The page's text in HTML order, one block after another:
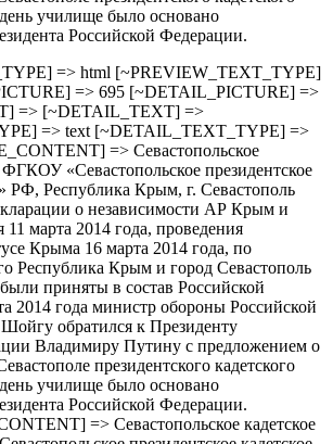
училище было основано
Российской Федерации.
=> html [~PREVIEW_TEXT_TYPE]
=> 695 [~DETAIL_PICTURE] =>
=> [~DETAIL_TEXT] =>
=> text [~DETAIL_TEXT_TYPE] =>
=> Севастопольское
«Севастопольское президентское
РФ, Республика Крым, г. Севастополь
о независимости АР Крым и
11 марта 2014 года, проведения
Крыма 16 марта 2014 года, по
Республика Крым и город Севастополь
приняты в состав Российской
2014 года министр обороны Российской
обратился к Президенту
Владимиру Путину с предложением о
президентского кадетского
училище было основано
Российской Федерации.
=> Севастопольское кадетское